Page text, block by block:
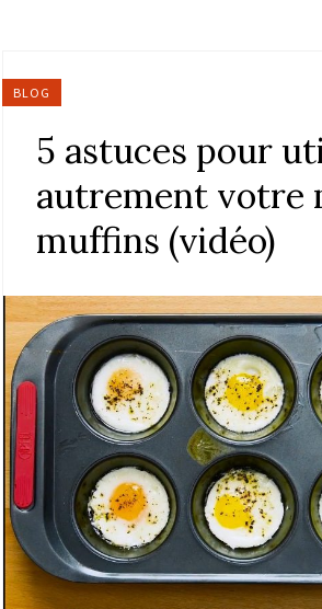
BLOG
5 astuces pour
autrement votre
muffins (vidéo)